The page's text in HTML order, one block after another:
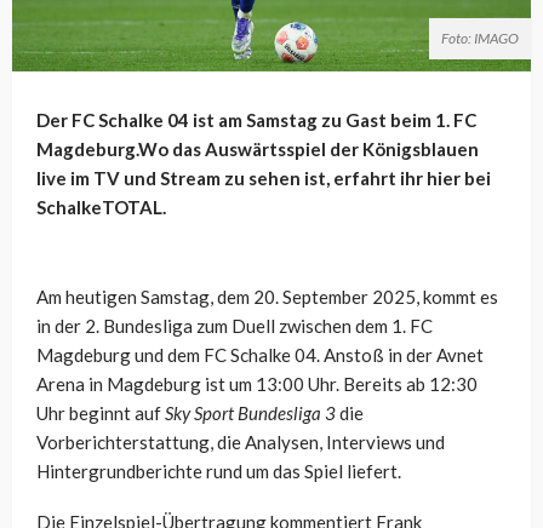
Foto: IMAGO
Der FC Schalke 04 ist am Samstag zu Gast beim 1. FC
Magdeburg.Wo das Auswärtsspiel der Königsblauen
live im TV und Stream zu sehen ist, erfahrt ihr hier bei
SchalkeTOTAL.
Am heutigen Samstag, dem 20. September 2025, kommt es
in der 2. Bundesliga zum Duell zwischen dem 1. FC
Magdeburg und dem FC Schalke 04. Anstoß in der Avnet
Arena in Magdeburg ist um 13:00 Uhr. Bereits ab 12:30
Uhr beginnt aufSky Sport Bundesliga 3die
Vorberichterstattung, die Analysen, Interviews und
Hintergrundberichte rund um das Spiel liefert.
Die Einzelspiel-Übertragung kommentiert Frank